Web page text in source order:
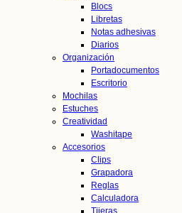
Blocs
Libretas
Notas adhesivas
Diarios
Organización
Portadocumentos
Escritorio
Mochilas
Estuches
Creatividad
Washitape
Accesorios
Clips
Grapadora
Reglas
Calculadora